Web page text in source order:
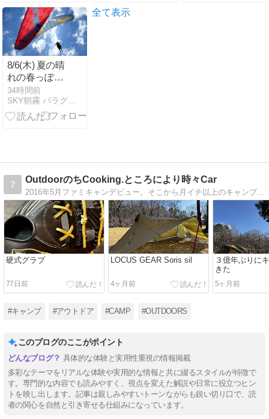
宮八幡宮)
8/6(木) 夏の晴
れの春っぽい
風
34時間前
SKY朝霧 パラグライダー＆カヌー
全て表示
7
OutdoorのちCooking.ところにより時々Car
2016年5月ファミキャンデビュー。そこから月イチ以上のキャンプを目標にしています。from Yokohama
硬式グラブ
77日前
LOCUS GEAR Soris sil
4ヶ月前
３億年ぶりに
きた
5ヶ月前
#キャンプ #アウトドア #CAMP #OUTDOORS
このブログのここがポイント
具体的な体験と実用性重視の情報掲載
多彩なテーマをリアルな体験や実用的な情報と共に綴るスタイルが特徴で
す。専門的な内容でも読みやすく、視点を変えた解説や日常に役立つヒン
トを映し出します。記事は親しみやすいトーンながらも鋭い切り口で、読
者の関心を自然と引き寄せる仕組みになっています。